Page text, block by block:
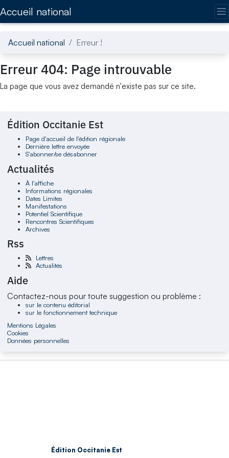
Accueil national
Accueil national Erreur !
Erreur 404: Page introuvable
La page que vous avez demandé n'existe pas sur ce site.
Édition Occitanie Est
Page d'accueil de l'édition régionale
Dernière lettre envoyée
S'abonner/se désabonner
Actualités
À l'affiche
Informations régionales
Dates Limites
Manifestations
Potentiel Scientifique
Rencontres Scientifiques
Archives
Rss
Lettres
Actualités
Aide
Contactez-nous pour toute suggestion ou problème :
sur le contenu éditorial
sur le fonctionnement technique
Mentions Légales
Cookies
Données personnelles
Édition Occitanie Est